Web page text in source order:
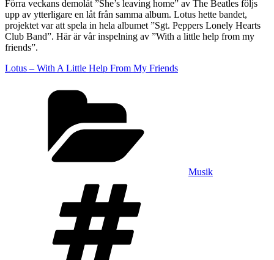
Förra veckans demolåt ”She’s leaving home” av The Beatles följs
upp av ytterligare en låt från samma album. Lotus hette bandet,
projektet var att spela in hela albumet ”Sgt. Peppers Lonely Hearts
Club Band”. Här är vår inspelning av ”With a little help from my
friends”.
Lotus – With A Little Help From My Friends
Musik